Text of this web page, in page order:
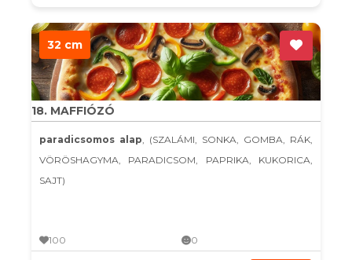
32 cm
18. MAFFIÓZÓ
paradicsomos alap, (SZALÁMI, SONKA, GOMBA, RÁK,
VÖRÖSHAGYMA, PARADICSOM, PAPRIKA, KUKORICA,
SAJT)
100 0